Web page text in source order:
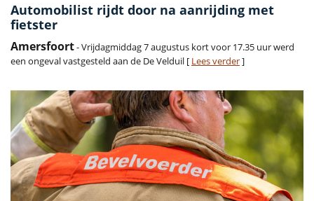
Automobilist rijdt door na aanrijding met
fietster
Amersfoort- Vrijdagmiddag 7 augustus kort voor 17.35 uur werd
een ongeval vastgesteld aan de De Velduil [ Lees verder]